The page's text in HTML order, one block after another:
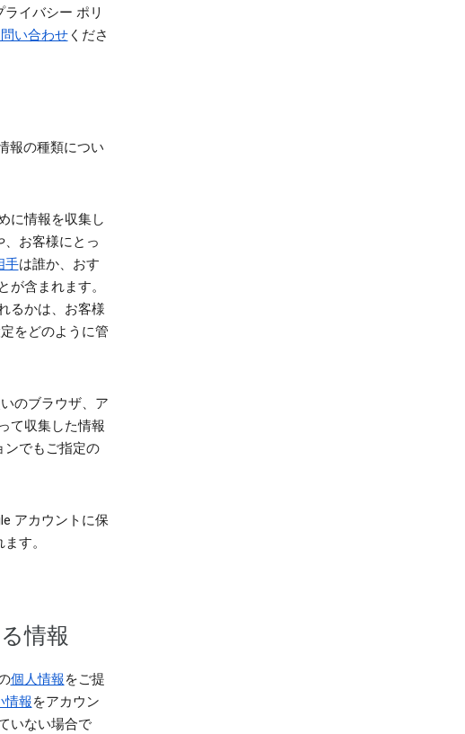
イバシー ポリ
い合わせくださ
報の種類につい
に情報を収集し
お客様にとっ
手は誰か、おす
含まれます。
るかは、お客様
をどのように管
のブラウザ、ア
て収集した情報
ンでもご指定の
アカウントに保
す。
情報
個人情報をご提
情報をアカウン
いない場合で